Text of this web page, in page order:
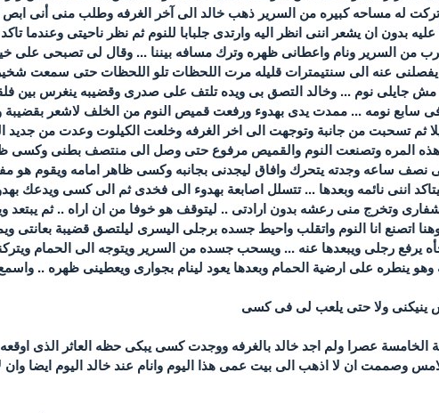
له مساحه كبيره من السرير ذهب خالد الى آخر الغرفه وطلب منى أنى ابص
بدون ان يشعر اننى انظر اليه وارتدى جلبابا للنوم ثم نظر ناحيتى وعندما
من السرير ونام واعطانى ظهره وترك مسافه بيننا ... وقال لى تصبحى على
عنه الى سنتيمترات قليله مرت اللحظات تلو اللحظات حتى سمعت
مش جايلى نوم ... وخالد التصق بى ويده تلتف على صدرى وقضيبه ينغرس بين
وفى سابع نومه ... ممدت يدى بهدوء ورفعت قميص النوم من الخلف لاشعر
ثم تسحبت من جانبة وتوجهت الى اخر الغرفه وخلعت الكيلوت وعدت من
المره وتصنعت النوم والقميص مرفوع حتى وصل الى منتصف بطنى وكسى
نصف ساعه وجدته يتحرك وافاق ليجدنى بجانبه وكسى ظاهر امامه ويقوم
اننى نائمه وبعدها ... تتسلل اصابعة بهدوء الى فخدى ثم الى كسى ويدعك
وتخرج منى رعشه بدون ارادتى .. ليتوقف هو خوفا من ان اراه .. ثم يبتعد
اتصنع انا النوم واتقلب واحيط جسده برجلى اليسرى ليلتصق قضيبة بعانتى
يرفع رجلى ويبعدها عنه ... ويسحب جسده من السرير ويتوجه الى الحمام
وهو ينطره على ارضية الحمام وبعدها يعود لينام بجوارى ويعطينى ظهره ..
ينيكنى ولا حتى يلعب لى فى كسى
عصرا ولم اجد خالد بالغرفه ووجدت كسى يبكى حظه العاثر الذى
وصممت ان لا اذهب الى بيت عمى هذا اليوم وانام عند خالد اليوم ايضا وان